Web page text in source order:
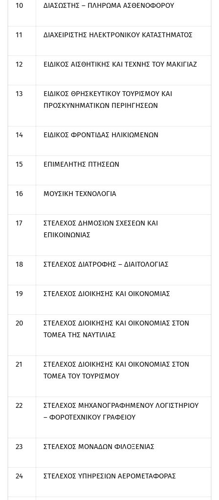
10 ΔΙΑΣΩΣΤΗΣ – ΠΛΗΡΩΜΑ ΑΣΘΕΝΟΦΟΡΟΥ
11 ΔΙΑΧΕΙΡΙΣΤΗΣ ΗΛΕΚΤΡΟΝΙΚΟΥ ΚΑΤΑΣΤΗΜΑΤΟΣ
12 ΕΙΔΙΚΟΣ ΑΙΣΘΗΤΙΚΗΣ ΚΑΙ ΤΕΧΝΗΣ ΤΟΥ ΜΑΚΙΓΙΑΖ
13
ΕΙΔΙΚΟΣ ΘΡΗΣΚΕΥΤΙΚΟΥ ΤΟΥΡΙΣΜΟΥ ΚΑΙ
ΠΡΟΣΚΥΝΗΜΑΤΙΚΩΝ ΠΕΡΙΗΓΗΣΕΩΝ
14 ΕΙΔΙΚΟΣ ΦΡΟΝΤΙΔΑΣ ΗΛΙΚΙΩΜΕΝΩΝ
15 ΕΠΙΜΕΛΗΤΗΣ ΠΤΗΣΕΩΝ
16 ΜΟΥΣΙΚΗ ΤΕΧΝΟΛΟΓΙΑ
17
ΣΤΕΛΕΧΟΣ ΔΗΜΟΣΙΩΝ ΣΧΕΣΕΩΝ ΚΑΙ
ΕΠΙΚΟΙΝΩΝΙΑΣ
18 ΣΤΕΛΕΧΟΣ ΔΙΑΤΡΟΦΗΣ – ΔΙΑΙΤΟΛΟΓΙΑΣ
19 ΣΤΕΛΕΧΟΣ ΔΙΟΙΚΗΣΗΣ ΚΑΙ ΟΙΚΟΝΟΜΙΑΣ
20
ΣΤΕΛΕΧΟΣ ΔΙΟΙΚΗΣΗΣ ΚΑΙ ΟΙΚΟΝΟΜΙΑΣ ΣΤΟΝ
ΤΟΜΕΑ ΤΗΣ ΝΑΥΤΙΛΙΑΣ
21
ΣΤΕΛΕΧΟΣ ΔΙΟΙΚΗΣΗΣ ΚΑΙ ΟΙΚΟΝΟΜΙΑΣ ΣΤΟΝ
ΤΟΜΕΑ ΤΟΥ ΤΟΥΡΙΣΜΟΥ
22
ΣΤΕΛΕΧΟΣ ΜΗΧΑΝΟΓΡΑΦΗΜΕΝΟΥ ΛΟΓΙΣΤΗΡΙΟΥ
– ΦΟΡΟΤΕΧΝΙΚΟΥ ΓΡΑΦΕΙΟΥ
23 ΣΤΕΛΕΧΟΣ ΜΟΝΑΔΩΝ ΦΙΛΟΞΕΝΙΑΣ
24 ΣΤΕΛΕΧΟΣ ΥΠΗΡΕΣΙΩΝ ΑΕΡΟΜΕΤΑΦΟΡΑΣ